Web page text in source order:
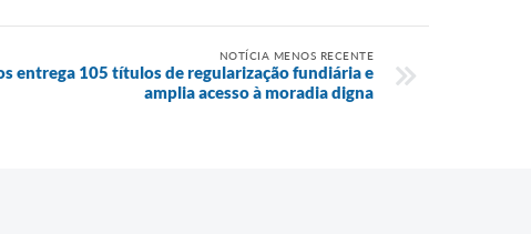
NOTÍCIA MENOS RECENTE
entrega 105 títulos de regularização fundiária e
amplia acesso à moradia digna